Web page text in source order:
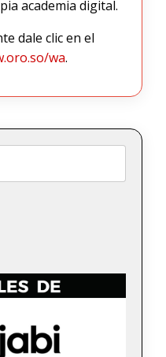
academia digital.
dale clic en el
wa.